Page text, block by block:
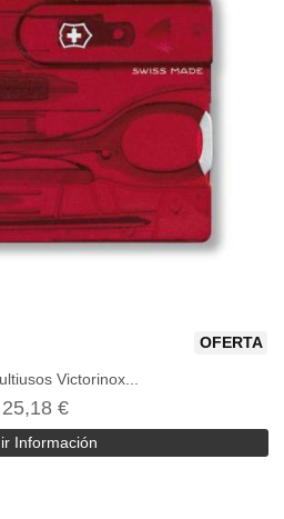
OFERTA
Victorinox...
25,18 €
Información